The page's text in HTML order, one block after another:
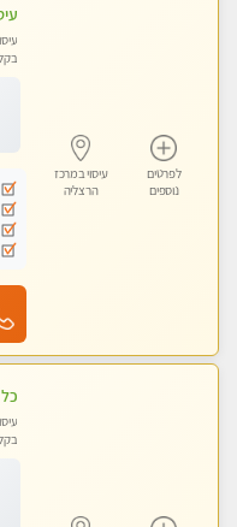
לפרטים
נוספים
עיסוי במרכז
הרצליה